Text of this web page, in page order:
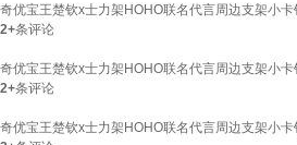
奇优宝王楚钦x士力架HOHO联名代言周边支架小
2+条评论
奇优宝王楚钦x士力架HOHO联名代言周边支架小
2+条评论
奇优宝王楚钦x士力架HOHO联名代言周边支架小